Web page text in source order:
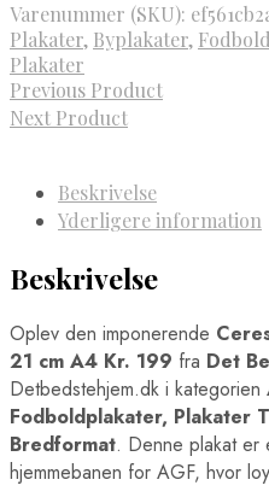
Varenummer (SKU):
Plakater, Byplakater,
Plakater
Previous Product
Next Product
Beskrivelse
Yderligere information
Beskrivelse
Oplev den imponerende
21 cm A4 Kr. 199 fra Det
Detbedstehjem.dk i kategorien
Fodboldplakater, Plakater
Bredformat. Denne plakat er
hjemmebanen for AGF, hvor